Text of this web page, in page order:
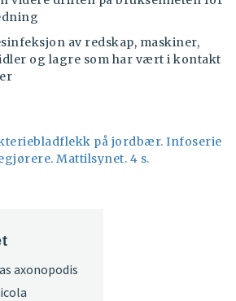
av redskap, maskiner,
og lagre som har vært i kontakt
på jordbær. Infoserie
Mattilsynet. 4 s.
axonopodis